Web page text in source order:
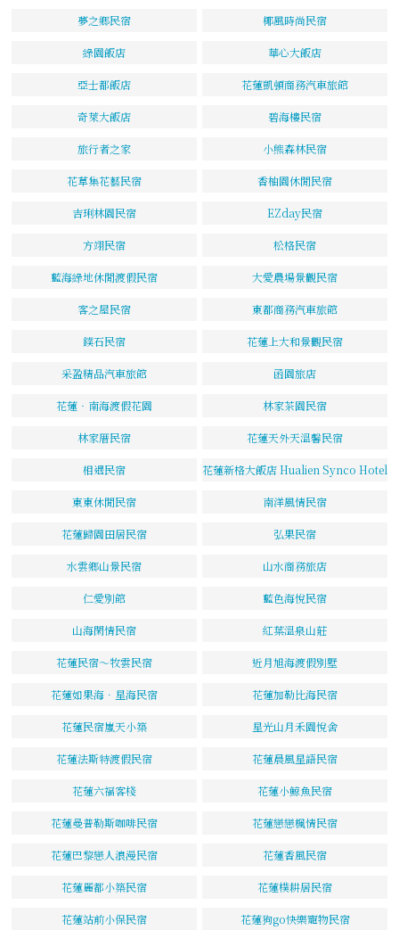
夢之鄉民宿 椰風時尚民宿
綠園飯店 華心大飯店
亞士都飯店 花蓮凱頓商務汽車旅館
奇萊大飯店 碧海樓民宿
旅行者之家 小熊森林民宿
花草集花藝民宿 香柚園休閒民宿
吉琍林園民宿 EZday民宿
方翊民宿 松格民宿
藍海綠地休閒渡假民宿 大愛農場景觀民宿
客之屋民宿 東都商務汽車旅館
鏷石民宿 花蓮上大和景觀民宿
采盈精品汽車旅館 函園旅店
花蓮‧南海渡假花園 林家茶園民宿
林家厝民宿 花蓮天外天溫馨民宿
相遇民宿 花蓮新格大飯店 Hualien Synco Hotel
東東休閒民宿 南洋風情民宿
花蓮歸園田居民宿 弘果民宿
水雲鄉山景民宿 山水商務旅店
仁愛別館 藍色海悅民宿
山海閑情民宿 紅葉溫泉山莊
花蓮民宿～牧雲民宿 近月旭海渡假別墅
花蓮如果海．星海民宿 花蓮加勒比海民宿
花蓮民宿嵐天小築 星光山月禾園悅舍
花蓮法斯特渡假民宿 花蓮晨風星語民宿
花蓮六福客棧 花蓮小鯨魚民宿
花蓮曼普勒斯咖啡民宿 花蓮戀戀楓情民宿
花蓮巴黎戀人浪漫民宿 花蓮香風民宿
花蓮麗都小築民宿 花蓮樸耕居民宿
花蓮站前小保民宿 花蓮狗go快樂寵物民宿